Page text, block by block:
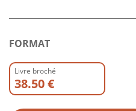
FORMAT
Livre broché
38.50 €